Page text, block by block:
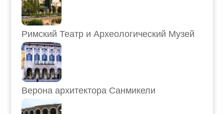
Римский Театр и Археологический Музей
Верона архитектора Санмикели